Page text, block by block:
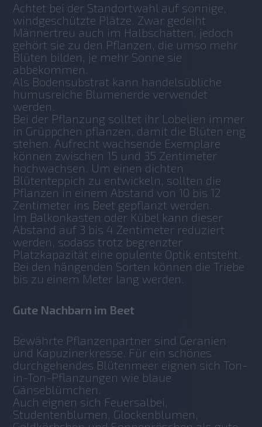
Achtet bei der Standortwahl auf sonnige,
windgeschützte Plätze. Zwar gedeiht
Männertreu auch im Halbschatten, jedoch
gehört sie zu den Pflanzen, die umso mehr
Blüten bilden, je mehr Sonne sie
abbekommen.
Als Bodensubstrat kann handelsübliche
humusreiche Blumenerde verwendet
werden.
Bei der Pflanzung solltet ihr Lobelien immer
in Grüppchen pflanzen, damit die Blüten eng
stehen. Aufrecht wachsende Exemplare
können zwischen 15 und 35 Zentimeter
hochwachsen. Um einen dichten
Blütenteppich zu entwickeln, sollten die
Pflanzen in einem Abstand von 10 bis 12
Zentimeter ins Beet gepflanzt werden.
Im Balkonkasten oder Kübel kann dieser
Abstand auf 3 bis 4 Zentimeter reduziert
werden, sodass trotz begrenzter
Platzkapazität eine opulente Optik entsteht.
Bei den hängenden Sorten können die Triebe
bis zu einem Meter lang werden.
Gute Nachbarn im Beet
Bewährte Pflanzenpartner sind Geranien
und Kapuzinerkresse. Für ein schönes
durchgehendes Blütenmeer eignen sich Ton-
in-Ton-Pflanzungen wie blaue
Gänseblümchen.
Auch eignen sich Feuersalbei,
Studentenblumen, Glockenblumen,